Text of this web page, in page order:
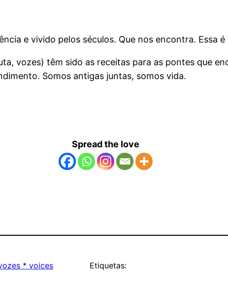
e vivido pelos séculos. Que nos encontra. Essa é
vozes) têm sido as receitas para as pontes que
Somos antigas juntas, somos vida.
Spread the love
* voices Etiquetas: